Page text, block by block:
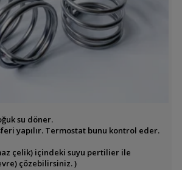
su döner.
yapılır. Termostat bunu kontrol eder.
çelik) içindeki suyu pertilier ile
çözebilirsiniz. )